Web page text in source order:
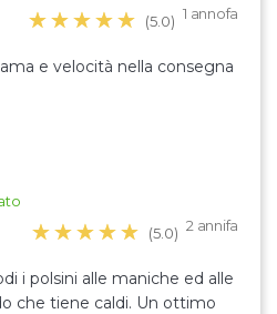
☆☆☆☆☆
★★★★★ (5.0) 1 annofa
e velocità nella consegna
☆☆☆☆☆
★★★★★ (5.0) 2 annifa
i polsini alle maniche ed alle
che tiene caldi. Un ottimo